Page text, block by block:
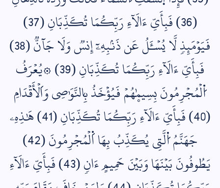
(36) فَبِأَيِّ ءَالَآءِ رَبِّكُمَا تُكَذِّبَانِ (37)
فَيَوۡمَئِذٖ لَّا يُسۡـَٔلُ عَن ذَنۢبِهِۦٓ إِنسٞ وَلَا جَآنّٞ (38)
فَبِأَيِّ ءَالَآءِ رَبِّكُمَا تُكَذِّبَانِ (39) ۞يُعۡرَفُ
اُ۬لۡمُجۡرِمُونَ بِسِيمٰۭهُمۡ فَيُؤۡخَذُ بِالنَّوَٰصِي وَاَلۡأَقۡدَامِ
(40) فَبِأَيِّ ءَالَآءِ رَبِّكُمَا تُكَذِّبَانِ (41) هَٰذِهِۦ
جَهَنَّمُ اُ۬لَّتِي يُكَذِّبُ بِهَا اَ۬لۡمُجۡرِمُونَ (42)
يَطُوفُونَ بَيۡنَهَا وَبَيۡنَ حَمِيمٍ ءَانٖ (43) فَبِأَيِّ ءَالَآءِ